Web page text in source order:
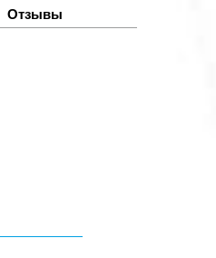
Отзывы